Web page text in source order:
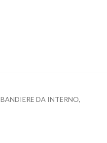
BANDIERE DA INTERNO,